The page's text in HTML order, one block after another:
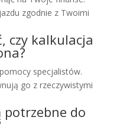
zgodnie z Twoimi
czy kalkulacja
specjalistów.
go z rzeczywistymi
potrzebne do